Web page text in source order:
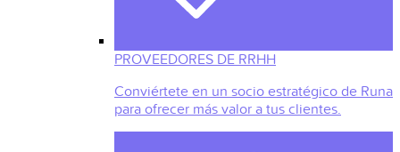
PROVEEDORES DE RRHH
Conviértete en un socio estratégico de Runa
para ofrecer más valor a tus clientes.